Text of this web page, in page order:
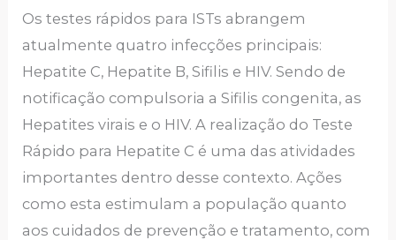
Os testes rápidos para ISTs abrangem
atualmente quatro infecções principais:
Hepatite C, Hepatite B, Sifilis e HIV. Sendo de
notificação compulsoria a Sifilis congenita, as
Hepatites virais e o HIV. A realização do Teste
Rápido para Hepatite C é uma das atividades
importantes dentro desse contexto. Ações
como esta estimulam a população quanto
aos cuidados de prevenção e tratamento, com